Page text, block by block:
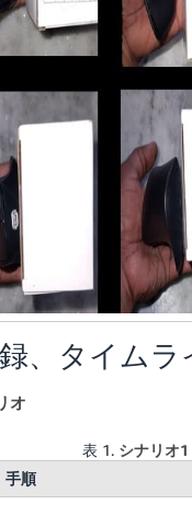
、タイムラ
オ
表 1. シナリオ
手順